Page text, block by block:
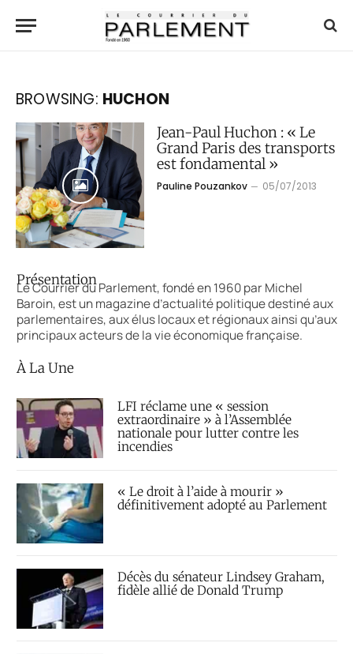
BROWSING: HUCHON
Jean-Paul Huchon : « Le
Grand Paris des transports
est fondamental »
Pauline Pouzankov 05/07/2013
Présentation
Le Courrier du Parlement, fondé en 1960 par Michel
Baroin, est un magazine d’actualité politique destiné aux
parlementaires, aux élus locaux et régionaux ainsi qu’aux
principaux acteurs de la vie économique française.
À La Une
LFI réclame une « session
extraordinaire » à l’Assemblée
nationale pour lutter contre les
incendies
« Le droit à l’aide à mourir »
définitivement adopté au Parlement
Décès du sénateur Lindsey Graham,
fidèle allié de Donald Trump